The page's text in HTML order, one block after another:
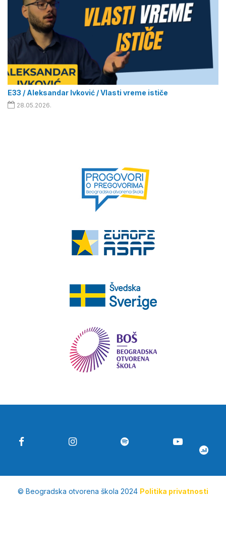
E33 / Aleksandar Ivković / Vlasti vreme ističe
28.05.2026.
© Beogradska otvorena škola 2024 Politika privatnosti